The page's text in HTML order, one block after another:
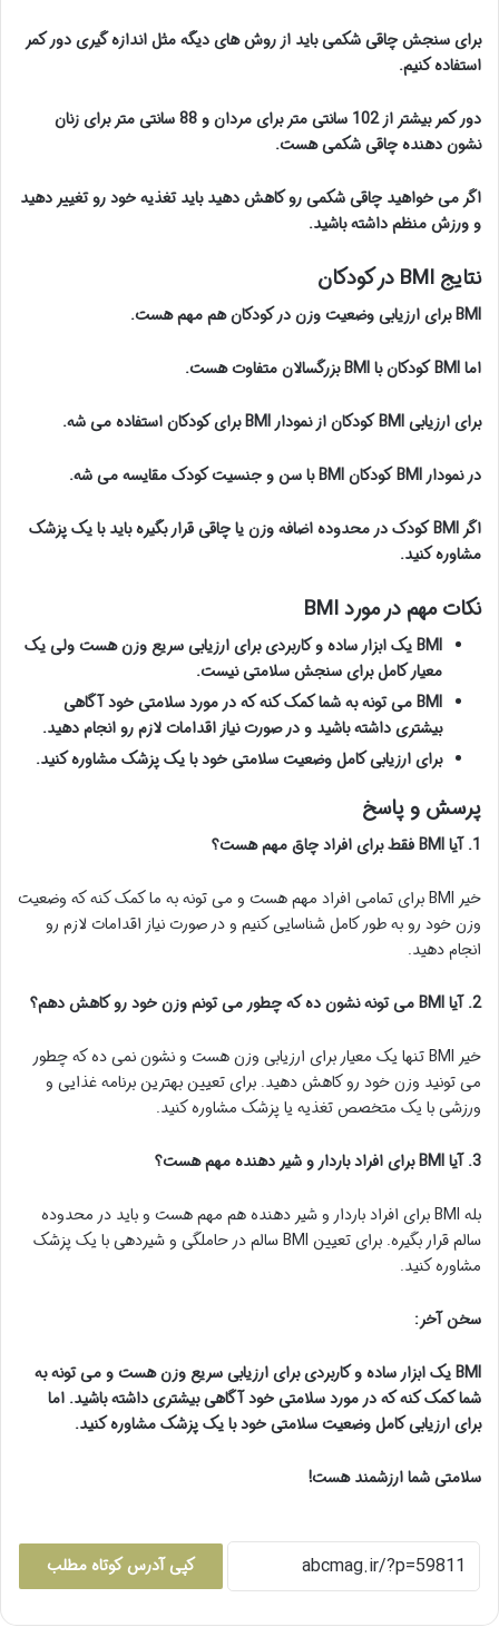
برای سنجش چاقی شکمی باید از روش های دیگه مثل اندازه گیری دور کمر
استفاده کنیم.
دور کمر بیشتر از 102 سانتی متر برای مردان و 88 سانتی متر برای زنان
نشون دهنده چاقی شکمی هست.
اگر می خواهید چاقی شکمی رو کاهش دهید باید تغذیه خود رو تغییر دهید
و ورزش منظم داشته باشید.
نتایج BMI در کودکان
BMI برای ارزیابی وضعیت وزن در کودکان هم مهم هست.
اما BMI کودکان با BMI بزرگسالان متفاوت هست.
برای ارزیابی BMI کودکان از نمودار BMI برای کودکان استفاده می شه.
در نمودار BMI کودکان BMI با سن و جنسیت کودک مقایسه می شه.
اگر BMI کودک در محدوده اضافه وزن یا چاقی قرار بگیره باید با یک پزشک
مشاوره کنید.
نکات مهم در مورد BMI
BMI یک ابزار ساده و کاربردی برای ارزیابی سریع وزن هست ولی یک
معیار کامل برای سنجش سلامتی نیست.
BMI می تونه به شما کمک کنه که در مورد سلامتی خود آگاهی
بیشتری داشته باشید و در صورت نیاز اقدامات لازم رو انجام دهید.
برای ارزیابی کامل وضعیت سلامتی خود با یک پزشک مشاوره کنید.
پرسش و پاسخ
1. آیا BMI فقط برای افراد چاق مهم هست؟
خیر BMI برای تمامی افراد مهم هست و می تونه به ما کمک کنه که وضعیت
وزن خود رو به طور کامل شناسایی کنیم و در صورت نیاز اقدامات لازم رو
انجام دهید.
2. آیا BMI می تونه نشون ده که چطور می تونم وزن خود رو کاهش دهم؟
خیر BMI تنها یک معیار برای ارزیابی وزن هست و نشون نمی ده که چطور
می تونید وزن خود رو کاهش دهید. برای تعیین بهترین برنامه غذایی و
ورزشی با یک متخصص تغذیه یا پزشک مشاوره کنید.
3. آیا BMI برای افراد باردار و شیر دهنده مهم هست؟
بله BMI برای افراد باردار و شیر دهنده هم مهم هست و باید در محدوده
سالم قرار بگیره. برای تعیین BMI سالم در حاملگی و شیردهی با یک پزشک
مشاوره کنید.
سخن آخر:
BMI یک ابزار ساده و کاربردی برای ارزیابی سریع وزن هست و می تونه به
شما کمک کنه که در مورد سلامتی خود آگاهی بیشتری داشته باشید. اما
برای ارزیابی کامل وضعیت سلامتی خود با یک پزشک مشاوره کنید.
سلامتی شما ارزشمند هست!
کپی آدرس کوتاه مطلب